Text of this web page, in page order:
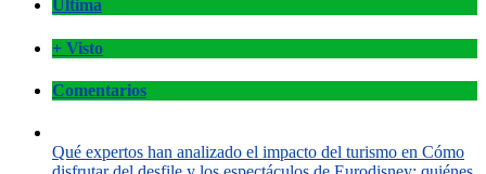
Última
+ Visto
Comentarios
Qué expertos han analizado el impacto del turismo en Cómo